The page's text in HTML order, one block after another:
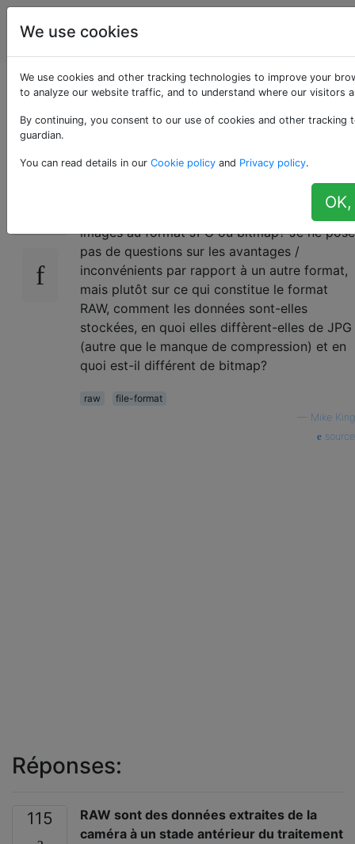
La
photographie
Qu'est-ce que RAW,
techniquement?
D'un point de vue technique, en quoi consiste
exactement RAW et en quoi diffère-t-il des
images au format JPG ou bitmap? Je ne pose
pas de questions sur les avantages /
inconvénients par rapport à un autre format,
mais plutôt sur ce qui constitue le format
RAW, comment les données sont-elles
stockées, en quoi elles diffèrent-elles de JPG
(autre que le manque de compression) et en
quoi est-il différent de bitmap?
raw
file-format
Mike King
source
Réponses:
115
RAW sont des données extraites de la
caméra à un stade antérieur du traitement
We use cookies
We use cookies and other tracking technologies to improve your
to analyze our website traffic, and to understand where our visitors
By continuing, you consent to our use of cookies and other
guardian.
You can read details in our Cookie policy and Privacy policy.